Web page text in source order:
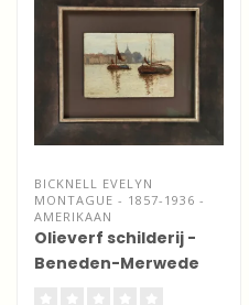
BICKNELL EVELYN
MONTAGUE - 1857-1936 -
AMERIKAAN
Olieverf schilderij -
Beneden-Merwede